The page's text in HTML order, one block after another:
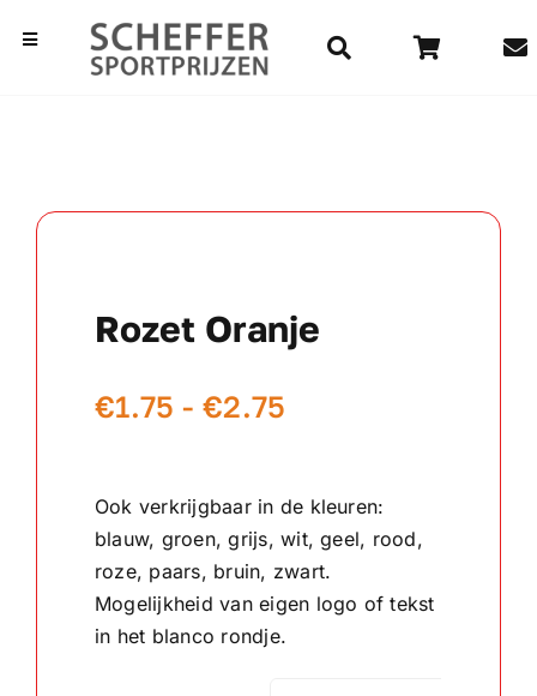
naarToggle
Navigation
Medailles
Kampioensschalen
Rozetten
Wandborden
Rozet Oranje
€1.75 - €2.75
€2.75
Ook verkrijgbaar in de kleuren:
blauw, groen, grijs, wit, geel, rood,
roze, paars, bruin, zwart.
Mogelijkheid van eigen logo of tekst
in het blanco rondje.